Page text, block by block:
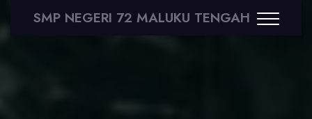
SMP NEGERI 72 MALUKU TENGAH